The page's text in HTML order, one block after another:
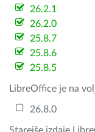
26.2.1
26.2.0
25.8.7
25.8.6
25.8.5
LibreOffice je na
26.8.0